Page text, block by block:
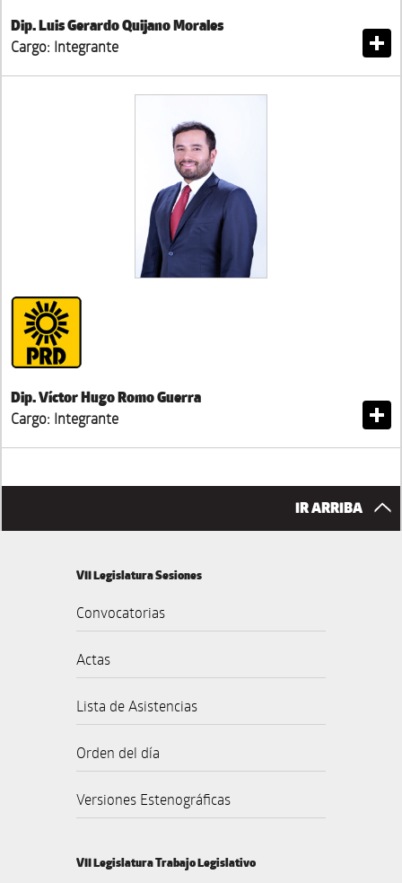
Dip. Luis Gerardo Quijano Morales
Cargo: Integrante
Dip. Víctor Hugo Romo Guerra
Cargo: Integrante
IR ARRIBA
VII Legislatura Sesiones
Convocatorias
Actas
Lista de Asistencias
Orden del día
Versiones Estenográficas
VII Legislatura Trabajo Legislativo